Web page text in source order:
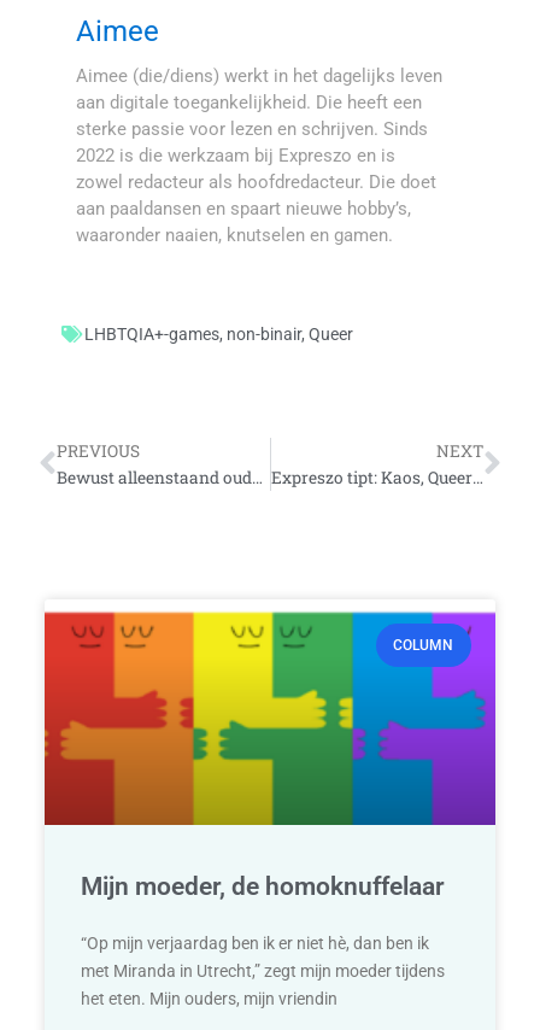
Aimee
Aimee (die/diens) werkt in het dagelijks leven
aan digitale toegankelijkheid. Die heeft een
sterke passie voor lezen en schrijven. Sinds
2022 is die werkzaam bij Expreszo en is
zowel redacteur als hoofdredacteur. Die doet
aan paaldansen en spaart nieuwe hobby’s,
waaronder naaien, knutselen en gamen.
LHBTQIA+-games, non-binair, Queer
Vorige
PREVIOUS
Bewust alleenstaand ouder worden: een interview met Natalie
NEXT
Expreszo tipt: Kaos, Queer Utrecht Stories en Heartstopper
COLUMN
Mijn moeder, de homoknuffelaar
“Op mijn verjaardag ben ik er niet hè, dan ben ik
met Miranda in Utrecht,” zegt mijn moeder tijdens
het eten. Mijn ouders, mijn vriendin